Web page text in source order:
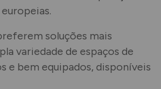
soluções mais
variedade de espaços de
e bem equipados, disponíveis